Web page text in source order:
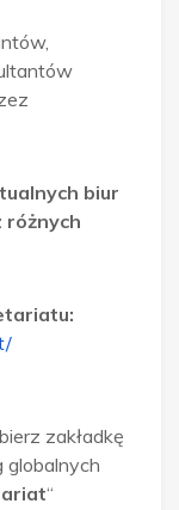
biur
różnych
zakładkę
globalnych
“